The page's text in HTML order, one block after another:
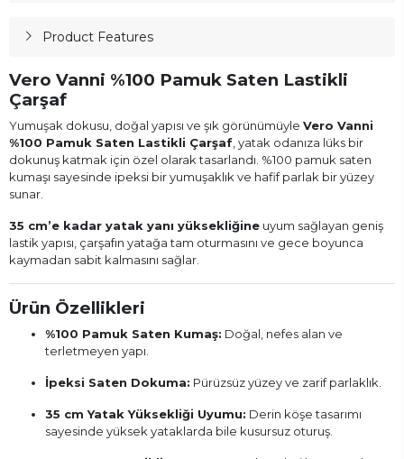
Product Features
Vero Vanni %100 Pamuk Saten Lastikli
Çarşaf
Yumuşak dokusu, doğal yapısı ve şık görünümüyle Vero Vanni
%100 Pamuk Saten Lastikli Çarşaf , yatak odanıza lüks bir
dokunuş katmak için özel olarak tasarlandı. %100 pamuk saten
kumaşı sayesinde ipeksi bir yumuşaklık ve hafif parlak bir yüzey
sunar.
35 cm’e kadar yatak yanı yüksekliğine uyum sağlayan geniş
lastik yapısı, çarşafın yatağa tam oturmasını ve gece boyunca
kaymadan sabit kalmasını sağlar.
Ürün Özellikleri
%100 Pamuk Saten Kumaş: Doğal, nefes alan ve
terletmeyen yapı.
İpeksi Saten Dokuma: Pürüzsüz yüzey ve zarif parlaklık.
35 cm Yatak Yüksekliği Uyumu: Derin köşe tasarımı
sayesinde yüksek yataklarda bile kusursuz oturuş.